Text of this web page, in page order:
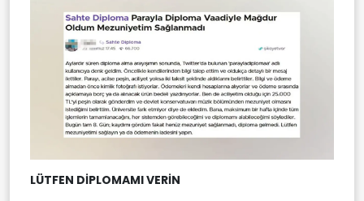
LÜTFEN DİPLOMAMI VERİN